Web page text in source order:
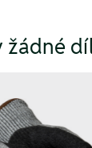
žádné